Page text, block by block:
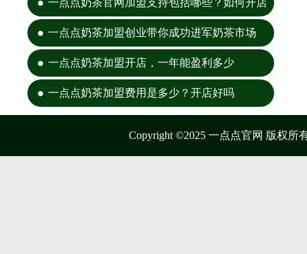
一点点奶茶官网加盟支持包括哪些？如何开店
一点点奶茶加盟创业带你成功进军奶茶市场
一点点奶茶加盟开店，一年能盈利多少
一点点奶茶加盟费用是多少？开店好吗
Copyright ©2025 一点点官网 版权所